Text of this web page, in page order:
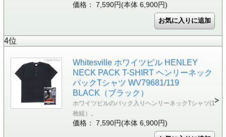
価格： 7,590円(本体 6,900円)
4位
Whitesville ホワイツビル HENLEY
NECK PACK T-SHIRT ヘンリーネック
パックTシャツ WV79681/119
BLACK（ブラック）
ホワイツビルのパック入りヘンリーネックTシャツ(1
枚組）。
価格： 7,590円(本体 6,900円)